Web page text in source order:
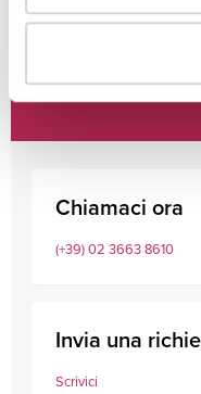
Consulta i
Chiamaci ora
(+39) 02 3663 8610
Invia una
Scrivici